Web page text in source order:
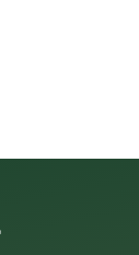
〜13:00（夏